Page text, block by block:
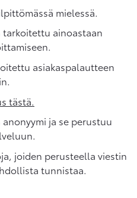
mielessä.
ainoastaan
asiakaspalautteen
tästä.
ja se perustuu
joiden perusteella viestin
tunnistaa.